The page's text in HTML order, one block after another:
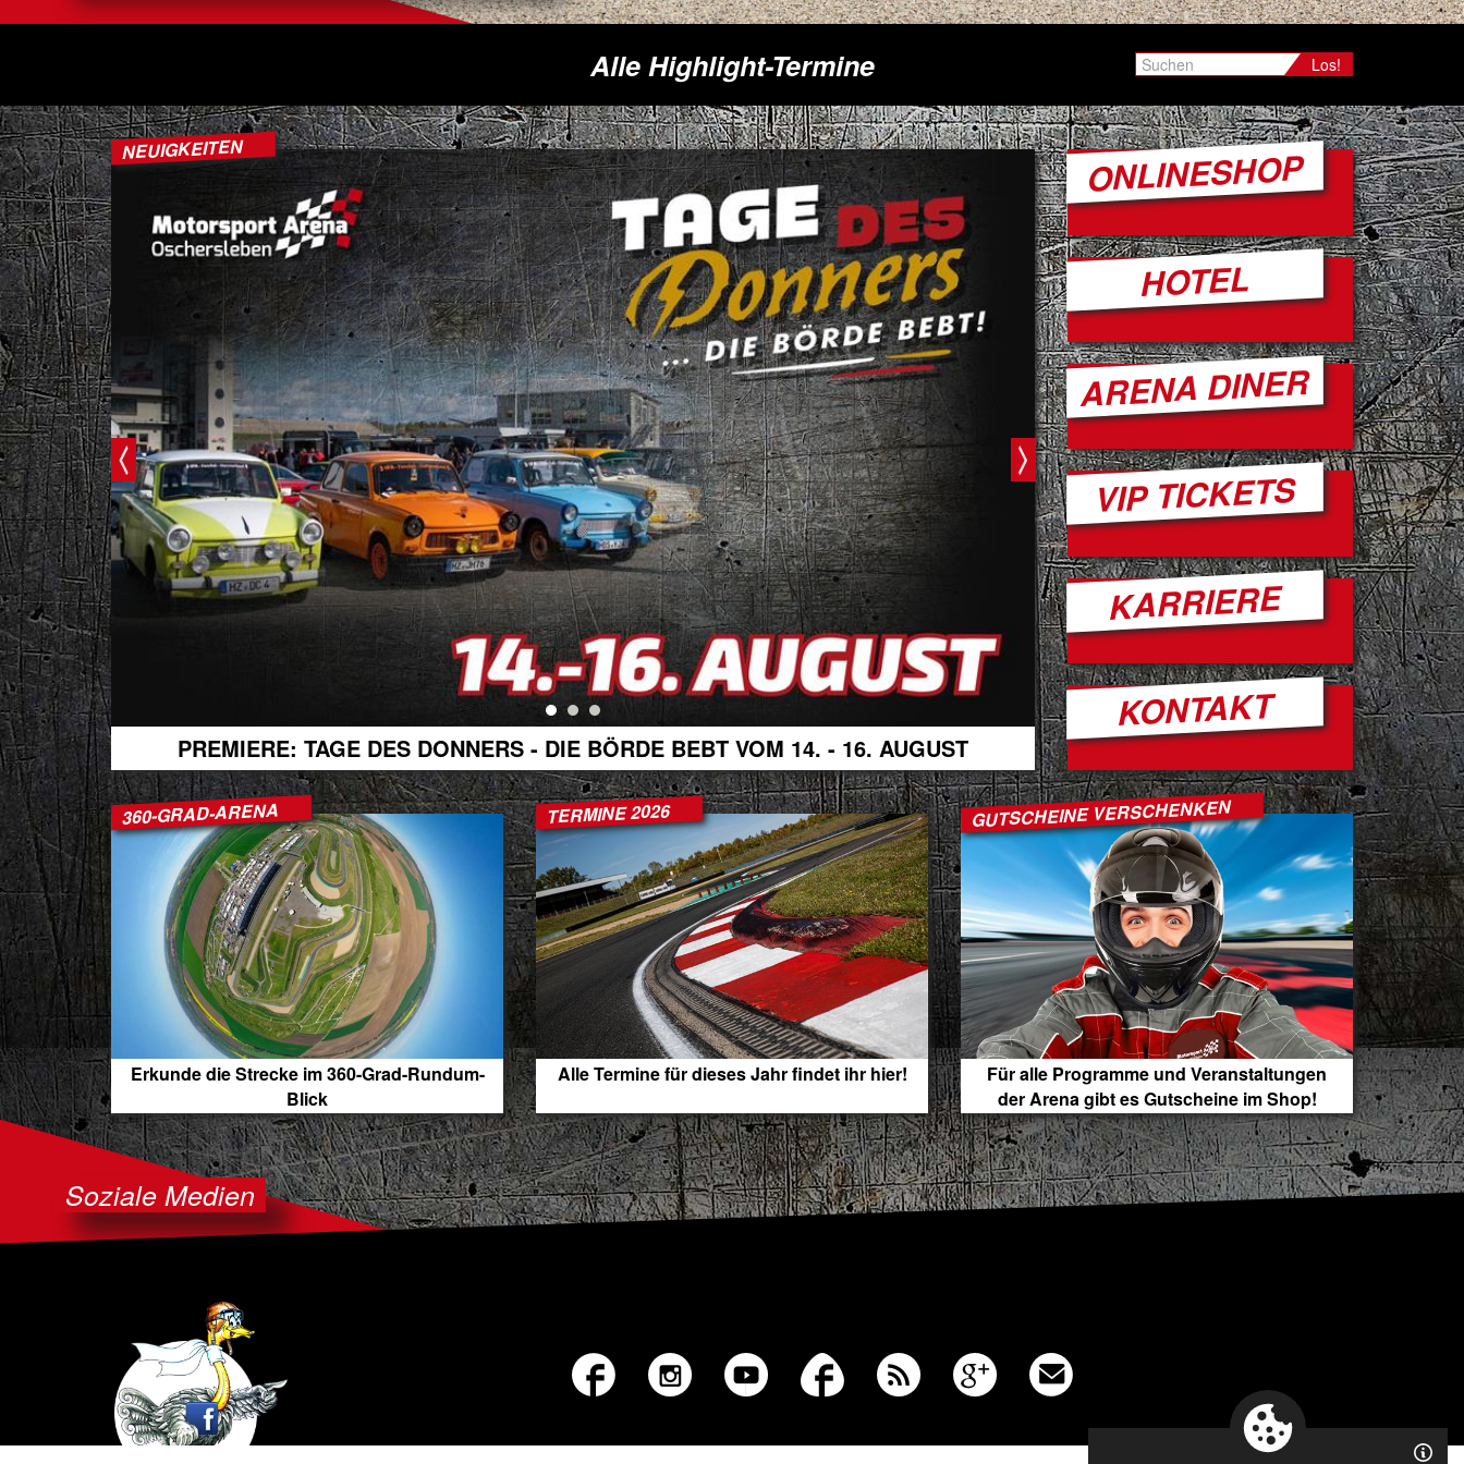
Alle Highlight-Termine Los!
Soziale Medien
PREMIERE: TAGE DES DONNERS - DIE BÖRDE BEBT VOM 14. - 16. AUGUST RACING ACADEMY GOES
NEUIGKEITEN ONLINESHOP
HOTEL
ARENA DINER
VIP TICKETS
KARRIERE
KONTAKT
360-GRAD-ARENA
Erkunde die Strecke im 360-Grad-Rundum-
Blick
TERMINE 2026
Alle Termine für dieses Jahr findet ihr hier!
GUTSCHEINE VERSCHENKEN
Für alle Programme und Veranstaltungen
der Arena gibt es Gutscheine im Shop!